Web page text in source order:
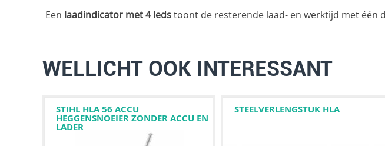
Een laadindicator met 4 ledstoont de resterende laad- en werktijd met één
WELLICHT OOK INTERESSANT
STIHL HLA 56 ACCU
HEGGENSNOEIER ZONDER ACCU EN
LADER
STEELVERLENGSTUK HLA